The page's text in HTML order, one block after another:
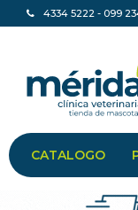
CATALOGO
4334 5222 - 099